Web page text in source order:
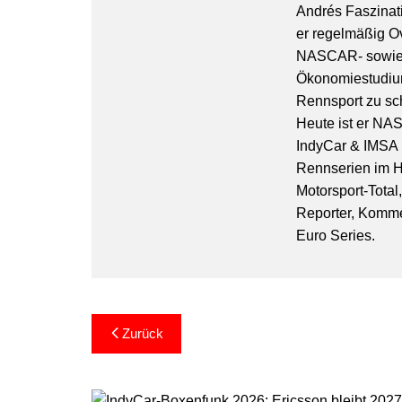
Andrés
er regelmäßig
NASCAR-
Rennsport zu
Heute ist er
IndyCar &
Rennserien im
Motorsport-
Reporter,
Euro Series.
Beitragsnavigation
Zurück